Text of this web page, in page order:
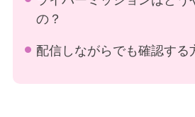
の？
配信しながらでも確認する